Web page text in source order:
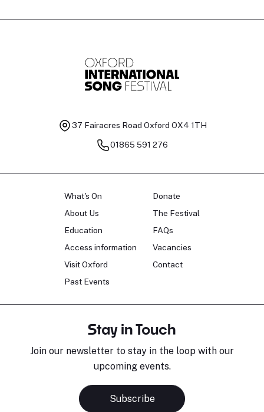
37 Fairacres Road Oxford OX4 1TH
01865 591 276
What's On
About Us
Education
Access information
Visit Oxford
Past Events
Donate
The Festival
FAQs
Vacancies
Contact
Stay in Touch
Join our newsletter to stay in the loop with our
upcoming events.
Subscribe